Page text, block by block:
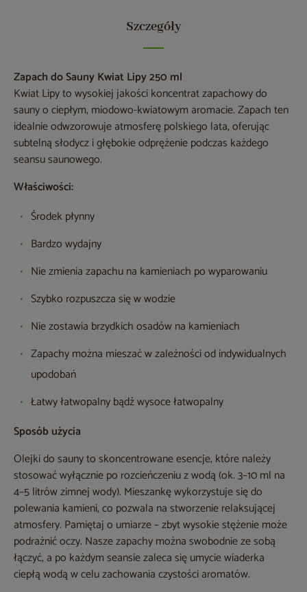
Szczegóły
Zapach do Sauny Kwiat Lipy 250 ml
Kwiat Lipy to wysokiej jakości koncentrat zapachowy do
sauny o ciepłym, miodowo-kwiatowym aromacie. Zapach ten
idealnie odwzorowuje atmosferę polskiego lata, oferując
subtelną słodycz i głębokie odprężenie podczas każdego
seansu saunowego.
Właściwości:
Środek płynny
Bardzo wydajny
Nie zmienia zapachu na kamieniach po wyparowaniu
Szybko rozpuszcza się w wodzie
Nie zostawia brzydkich osadów na kamieniach
Zapachy można mieszać w zależności od indywidualnych
upodobań
Łatwy łatwopalny bądź wysoce łatwopalny
Sposób użycia
Olejki do sauny to skoncentrowane esencje, które należy
stosować wyłącznie po rozcieńczeniu z wodą (ok. 3–10 ml na
4–5 litrów zimnej wody). Mieszankę wykorzystuje się do
polewania kamieni, co pozwala na stworzenie relaksującej
atmosfery. Pamiętaj o umiarze – zbyt wysokie stężenie może
podrażnić oczy. Nasze zapachy można swobodnie ze sobą
łączyć, a po każdym seansie zaleca się umycie wiaderka
ciepłą wodą w celu zachowania czystości aromatów.